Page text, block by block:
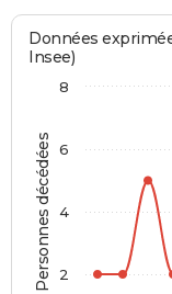
Personnes décédées
Données
Insee)
2
4
6
8